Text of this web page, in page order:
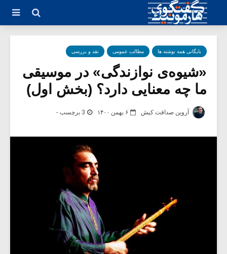
بایگانی همه نوشته ها مطالب عمومی نقد و بررسی
«شیوه‌ی نوازندگی» در موسیقی
ما چه معنایی دارد؟ (بخش اول)
آروین صداقت کیش ۶ بهمن ۱۴۰۰ 3 برچسب -